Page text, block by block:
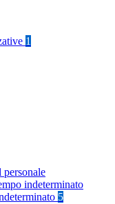
1
personale
indeterminato
5